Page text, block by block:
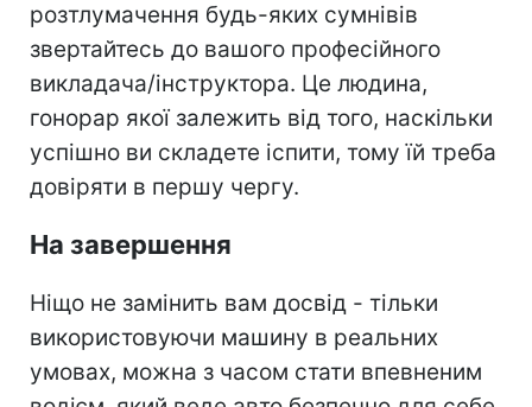
розтлумачення будь-яких сумнівів
звертайтесь до вашого професійного
викладача/інструктора. Це людина,
гонорар якої залежить від того, наскільки
успішно ви складете іспити, тому їй треба
довіряти в першу чергу.
На завершення
Ніщо не замінить вам досвід - тільки
використовуючи машину в реальних
умовах, можна з часом стати впевненим